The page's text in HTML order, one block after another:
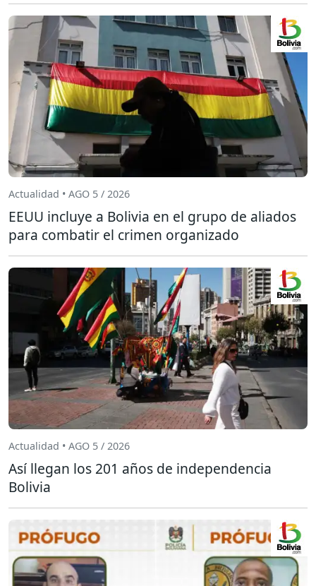
Actualidad • AGO 5 / 2026
EEUU incluye a Bolivia en el grupo de aliados
para combatir el crimen organizado
Actualidad • AGO 5 / 2026
Así llegan los 201 años de independencia
Bolivia